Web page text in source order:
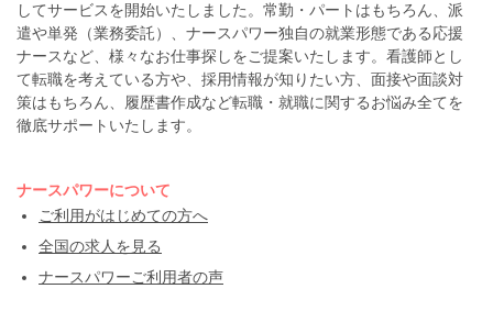
してサービスを開始いたしました。常勤・パートはもちろん、派
遣や単発（業務委託）、ナースパワー独自の就業形態である応援
ナースなど、様々なお仕事探しをご提案いたします。看護師とし
て転職を考えている方や、採用情報が知りたい方、面接や面談対
策はもちろん、履歴書作成など転職・就職に関するお悩み全てを
徹底サポートいたします。
ナースパワーについて
ご利用がはじめての方へ
全国の求人を見る
ナースパワーご利用者の声